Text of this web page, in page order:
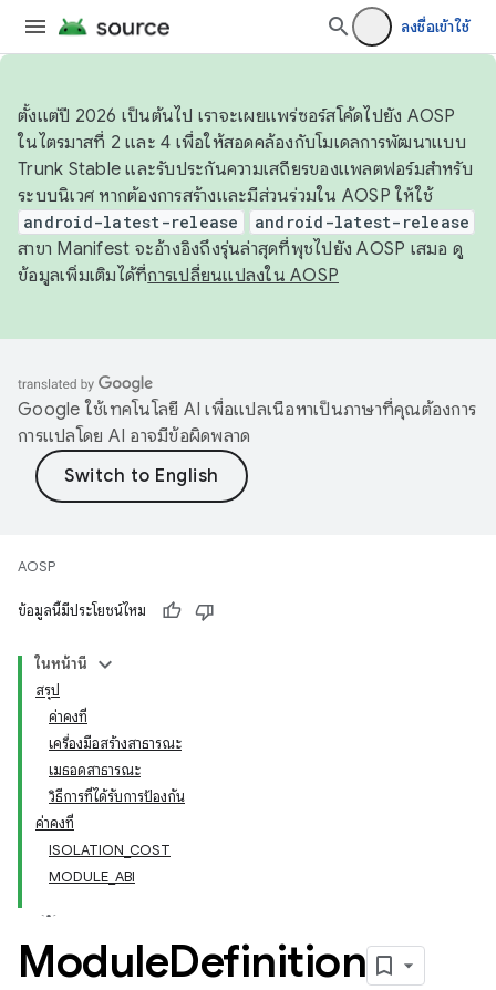
ลงชื่อเข้าใช้
ตั้งแต่ปี 2026 เป็นต้นไป เราจะเผยแพร่ซอร์สโค้ดไปยัง AOSP
ในไตรมาสที่ 2 และ 4 เพื่อให้สอดคล้องกับโมเดลการพัฒนาแบบ
Trunk Stable และรับประกันความเสถียรของแพลตฟอร์มสำหรับ
ระบบนิเวศ หากต้องการสร้างและมีส่วนร่วมใน AOSP ให้ใช้
android-latest-release android-latest-release
สาขา Manifest จะอ้างอิงถึงรุ่นล่าสุดที่พุชไปยัง AOSP เสมอ ดู
ข้อมูลเพิ่มเติมได้ที่การเปลี่ยนแปลงใน AOSP
Google ใช้เทคโนโลยี AI เพื่อแปลเนื้อหาเป็นภาษาที่คุณต้องการ
การแปลโดย AI อาจมีข้อผิดพลาด
AOSP
ข้อมูลนี้มีประโยชน์ไหม
ในหน้านี้
สรุป
ค่าคงที่
เครื่องมือสร้างสาธารณะ
เมธอดสาธารณะ
วิธีการที่ได้รับการป้องกัน
ค่าคงที่
ISOLATION_COST
MODULE_ABI
ModuleDefinition